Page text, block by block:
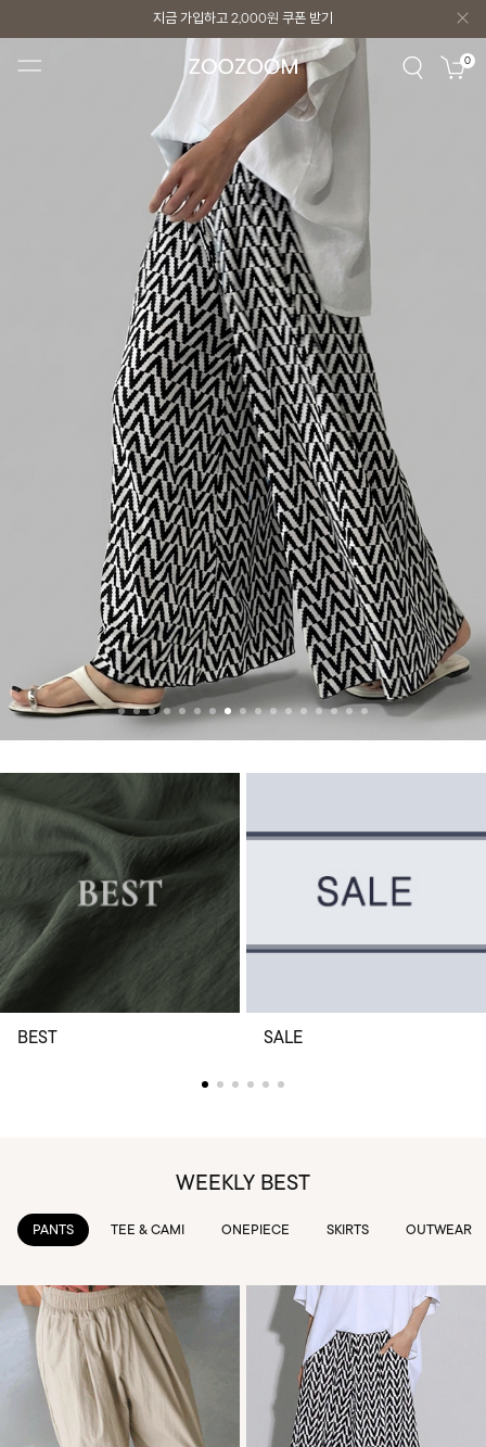
지금 가입하고 2,000원 쿠폰 받기
지금 가입하고 2,000원쿠폰 받기 0
BEST SALE
WEEKLY BEST
TEE & CAMI ONEPIECE SKIRTS OUTWEAR KNIT &